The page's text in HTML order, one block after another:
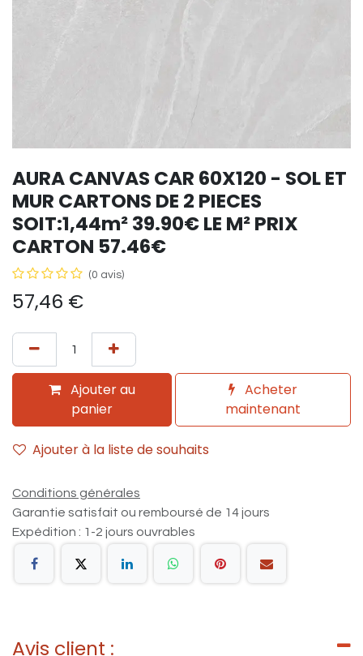
AURA CANVAS CAR 60X120 - SOL ET
MUR CARTONS DE 2 PIECES
SOIT:1,44m² 39.90€ LE M² PRIX
CARTON 57.46€
(0 avis)
57,46 €
Ajouter au
panier
Acheter
maintenant
Ajouter à la liste de souhaits
Conditions générales
Garantie satisfait ou remboursé de 14 jours
Expédition : 1-2 jours ouvrables
Avis client :